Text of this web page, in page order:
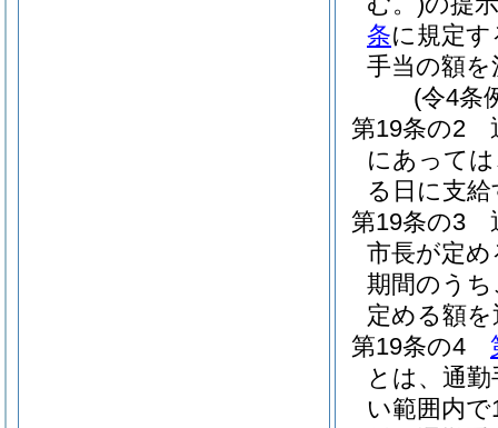
条に規定
手当の額
(令4条
第19条の2
にあって
る日に支
第19条の3
市長が定
期間のう
定める額
第19条の4
とは、通
い範囲内